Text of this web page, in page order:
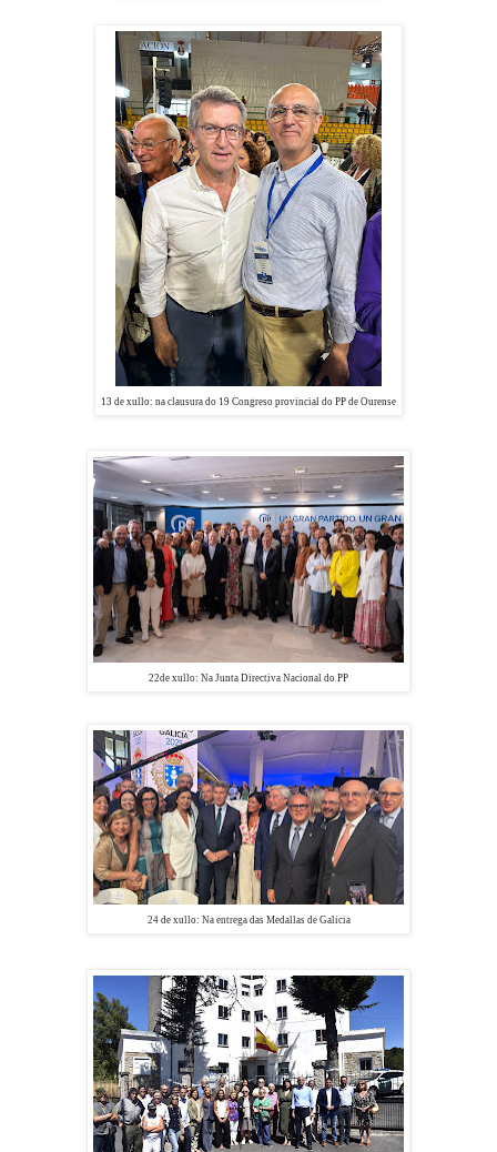
13 de xullo: na clausura do 19 Congreso provincial do PP de Ourense
22de xullo: Na Junta Directiva Nacional do PP
24 de xullo: Na entrega das Medallas de Galicia